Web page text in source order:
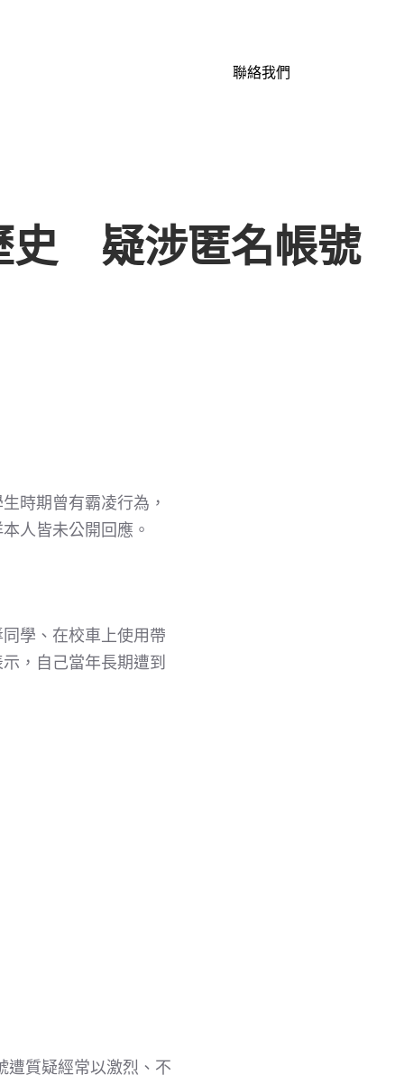
聯絡我們
史 疑涉匿名帳號
時期曾有霸凌行為，
人皆未公開回應。
學、在校車上使用帶
，自己當年長期遭到
遭質疑經常以激烈、不